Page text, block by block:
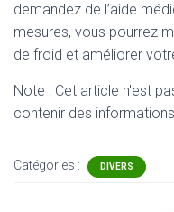
demandez de l’aide
mesures, vous pourrez
de froid et améliorer
Note : Cet article n'est
contenir des
Catégories : DIVERS